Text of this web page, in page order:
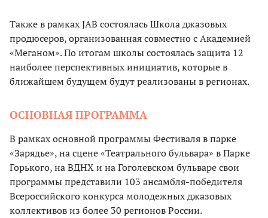
Также в рамках JAB состоялась Школа джазовых
продюсеров, организованная совместно с Академией
«Меганом». По итогам школы состоялась защита 12
наиболее перспективных инициатив, которые в
ближайшем будущем будут реализованы в регионах.
ОСНОВНАЯ ПРОГРАММА
В рамках основной программы Фестиваля в парке
«Зарядье», на сцене «Театрального бульвара» в Парке
Горького, на ВДНХ и на Гоголевском бульваре свои
программы представили 103 ансамбля-победителя
Всероссийского конкурса молодежных джазовых
коллективов из более 30 регионов России.